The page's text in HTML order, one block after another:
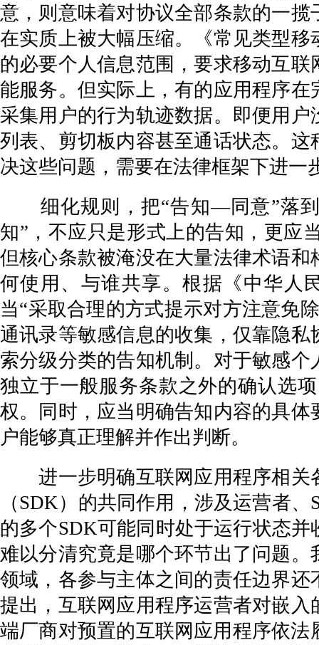
意，则意味着对协议全部条款的一
在实质上被大幅压缩。《常见类型
的必要个人信息范围，要求移动互
能服务。但实际上，有的应用程序
采集用户的行为轨迹数据。即便用
列表、剪切板内容甚至通话状态。
决这些问题，需要在法律框架下进一
细化规则，把“告知—同意”落到
知”，不应只是形式上的告知，更应
但核心条款被淹没在大量法律术语
何使用、与谁共享。根据《中华人
当“采取合理的方式提示对方注意免
通讯录等敏感信息的收集，仅靠隐
索分级分类的告知机制。对于敏感
独立于一般服务条款之外的确认选
权。同时，应当明确告知内容的具
户能够真正理解并作出判断。
进一步明确互联网应用程序相关
（SDK）的共同作用，涉及运营者
的多个SDK可能同时处于运行状态
难以分清究竟是哪个环节出了问题
领域，各参与主体之间的责任边界
提出，互联网应用程序运营者对嵌
端厂商对预置的互联网应用程序依